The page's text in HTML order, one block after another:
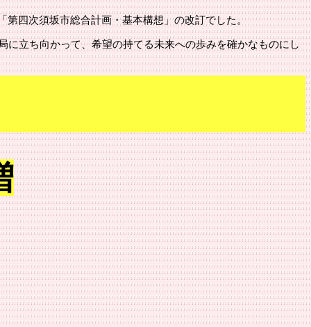
第四次須坂市総合計画・基本構想」の改訂でした。
立ち向かって、希望の持てる未来への歩みを確かなものにし